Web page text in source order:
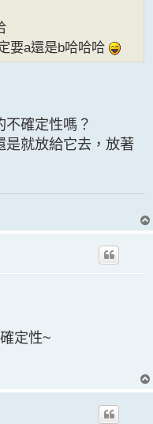
要a還是b哈哈哈
確定性嗎？
是就放給它去，放著
定性~